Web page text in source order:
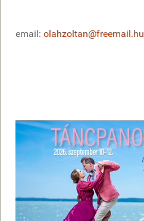
email: olahzoltan@freemail.hu